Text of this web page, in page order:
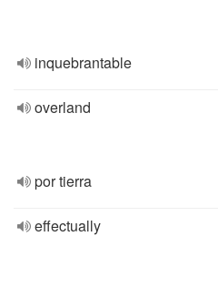
inquebrantable
overland
por tierra
effectually